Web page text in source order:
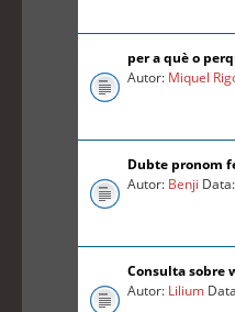
per a què o
Autor: Miquel
Dubte pronom
Autor: Benji
Consulta sobre
Autor: Lilium